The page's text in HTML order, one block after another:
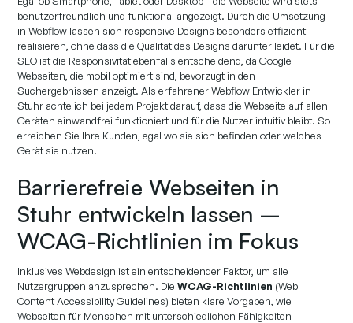
benutzerfreundlich und funktional angezeigt. Durch die Umsetzung
in Webflow lassen sich responsive Designs besonders effizient
realisieren, ohne dass die Qualität des Designs darunter leidet. Für die
SEO ist die Responsivität ebenfalls entscheidend, da Google
Webseiten, die mobil optimiert sind, bevorzugt in den
Suchergebnissen anzeigt. Als erfahrener Webflow Entwickler in
Stuhr achte ich bei jedem Projekt darauf, dass die Webseite auf allen
Geräten einwandfrei funktioniert und für die Nutzer intuitiv bleibt. So
erreichen Sie Ihre Kunden, egal wo sie sich befinden oder welches
Gerät sie nutzen.
Barrierefreie Webseiten in
Stuhr entwickeln lassen –
WCAG-Richtlinien im Fokus
Inklusives Webdesign ist ein entscheidender Faktor, um alle
Nutzergruppen anzusprechen. DieWCAG-Richtlinien (Web
Content Accessibility Guidelines) bieten klare Vorgaben, wie
Webseiten für Menschen mit unterschiedlichen Fähigkeiten